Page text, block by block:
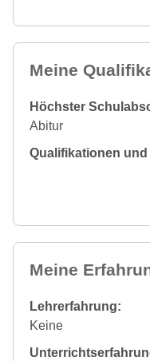
Meine
Höchster
Abitur
Qualifikationen und
Meine
Lehrerfahrung:
Keine